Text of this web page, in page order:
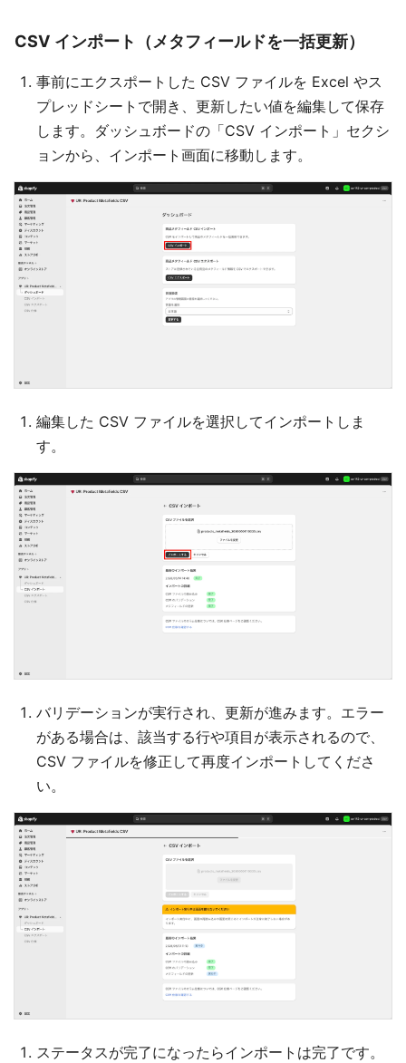
CSV インポート（メタフィールドを一括更新）
事前にエクスポートした CSV ファイルを Excel やス
プレッドシートで開き、更新したい値を編集して保存
します。ダッシュボードの「CSV インポート」セクシ
ョンから、インポート画面に移動します。
編集した CSV ファイルを選択してインポートしま
す。
バリデーションが実行され、更新が進みます。エラー
がある場合は、該当する行や項目が表示されるので、
CSV ファイルを修正して再度インポートしてくださ
い。
ステータスが完了になったらインポートは完了です。